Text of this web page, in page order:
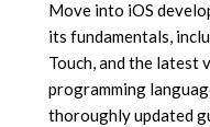
Move into iOS
its fundamentals,
Touch, and the latest
programming
thoroughly updated